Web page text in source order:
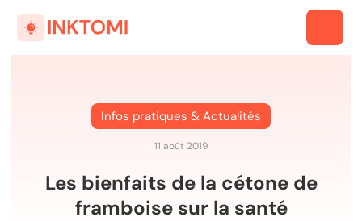
Infos pratiques & Actualités
11 août 2019
Les bienfaits de la cétone de
framboise sur la santé